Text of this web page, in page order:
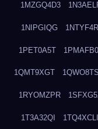
1MZGQ4D3
1NIPGIQG
1PET0A5T
1QMT9XGT
1RYOMZPR
1T3A32QI 1TQ4XCLI